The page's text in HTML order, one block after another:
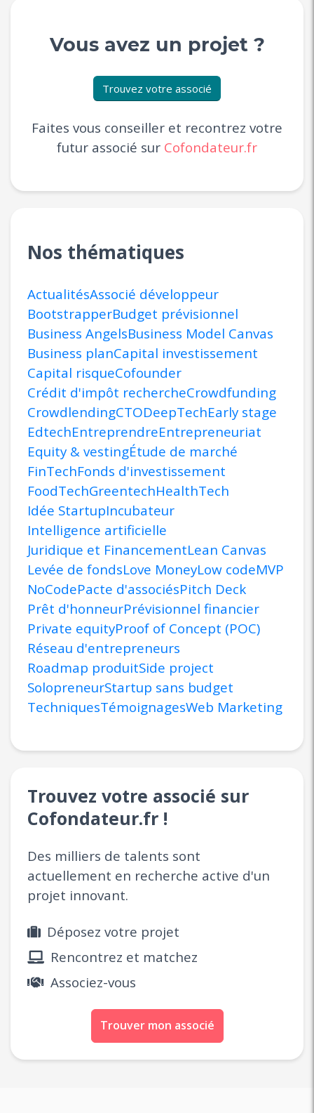
Vous avez un projet ?
Trouvez votre associé
Faites vous conseiller et recontrez votre
futur associé sur Cofondateur.fr
Nos thématiques
ActualitésAssocié développeur
BootstrapperBudget prévisionnel
Business AngelsBusiness Model Canvas
Business planCapital investissement
Capital risqueCofounder
Crédit d'impôt rechercheCrowdfunding
CrowdlendingCTODeepTechEarly stage
EdtechEntreprendreEntrepreneuriat
Equity & vestingÉtude de marché
FinTechFonds d'investissement
FoodTechGreentechHealthTech
Idée StartupIncubateur
Intelligence artificielle
Juridique et FinancementLean Canvas
Levée de fondsLove MoneyLow codeMVP
NoCodePacte d'associésPitch Deck
Prêt d'honneurPrévisionnel financier
Private equityProof of Concept (POC)
Réseau d'entrepreneurs
Roadmap produitSide project
SolopreneurStartup sans budget
TechniquesTémoignagesWeb Marketing
Trouvez votre associé sur
Cofondateur.fr !
Des milliers de talents sont
actuellement en recherche active d'un
projet innovant.
Déposez votre projet
Rencontrez et matchez
Associez-vous
Trouver mon associé